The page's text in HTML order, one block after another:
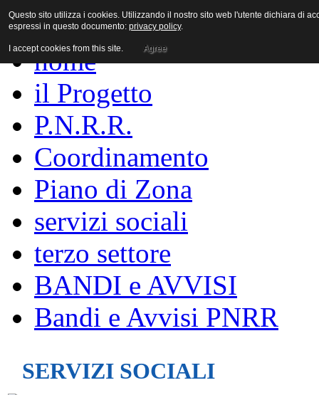
home
il Progetto
P.N.R.R.
Coordinamento
Piano di Zona
servizi sociali
terzo settore
BANDI e AVVISI
Bandi e Avvisi PNRR
SERVIZI SOCIALI
Questo sito utilizza i cookies. Utilizzando il nostro sito web l'utente dichiara di
espressi in questo documento: privacy policy.
I accept cookies from this site. Agree